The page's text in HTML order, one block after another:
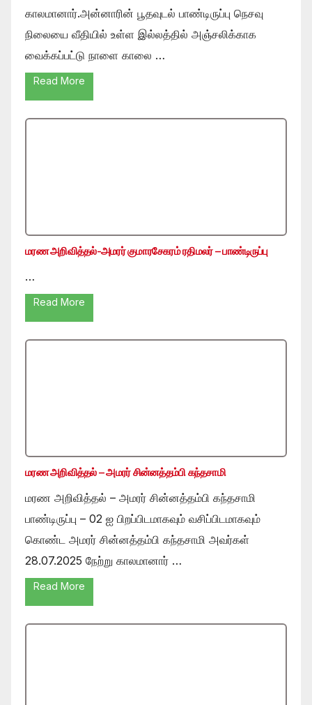
காலமானார்.அன்னாரின் பூதவுடல் பாண்டிருப்பு நெசவு
நிலையை வீதியில் உள்ள இல்லத்தில் அஞ்சலிக்காக
வைக்கப்பட்டு நாளை காலை …
Read More
மரண அறிவித்தல்-அமரர் குமாரசேகரம் ரதிமலர் – பாண்டிருப்பு
…
Read More
மரண அறிவித்தல் – அமரர் சின்னத்தம்பி கந்தசாமி
மரண அறிவித்தல் – அமரர் சின்னத்தம்பி கந்தசாமி
பாண்டிருப்பு – 02 ஐ பிறப்பிடமாகவும் வசிப்பிடமாகவும்
கொண்ட அமரர் சின்னத்தம்பி கந்தசாமி அவர்கள்
28.07.2025 நேற்று காலமானார் …
Read More